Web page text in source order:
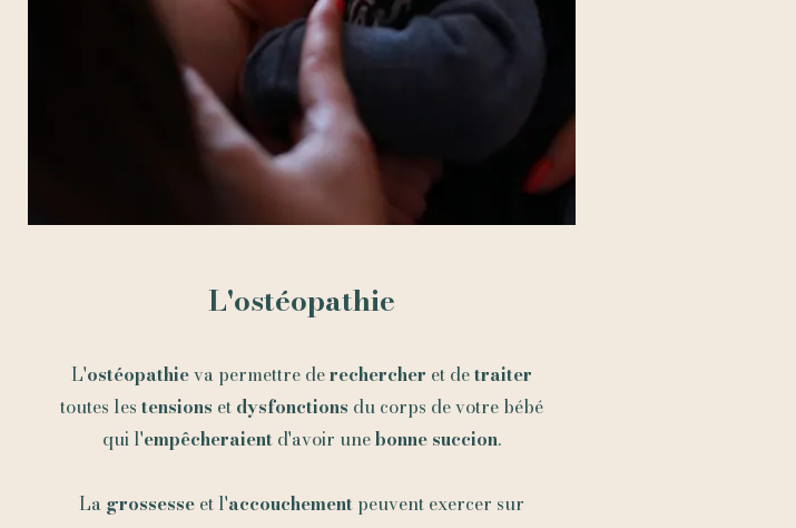
L'ostéopathie
L'ostéopathieva permettre derechercher et detraiter
toutes les tensions et dysfonctions du corps de votre bébé
qui l'empêcheraient d'avoir unebonne succion.
La grossesse et l'accouchement peuvent exercer sur